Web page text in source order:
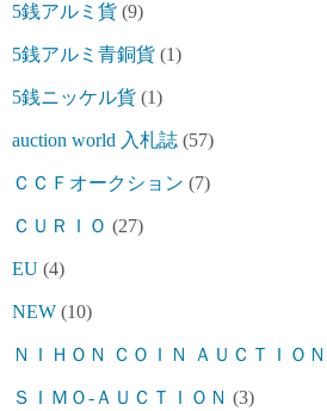
5銭アルミ貨 (9)
5銭アルミ青銅貨 (1)
5銭ニッケル貨 (1)
auction world 入札誌 (57)
ＣＣＦオークション (7)
ＣＵＲＩＯ (27)
EU (4)
NEW (10)
ＮＩＨＯＮ ＣＯＩＮ ＡＵＣＴＩＯＮ
ＳＩＭＯ-ＡＵＣＴＩＯＮ (3)